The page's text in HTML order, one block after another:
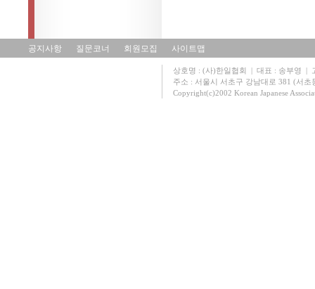
공지사항 질문코너 회원모집 사이트맵
상호명 : (사)한일협회 | 대표 : 송부영 |
주소 : 서울시 서초구 강남대로 381 (서
Copyright(c)2002 Korean Japanese